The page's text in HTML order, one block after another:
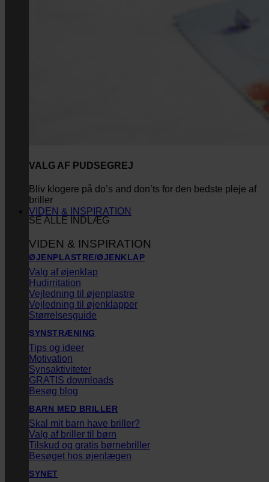
VALG AF PUDSEGREJ
Bliv klogere på do’s and don’ts for den bedste pleje af
briller
SE ALLE INDLÆG
VIDEN & INSPIRATION
VIDEN & INSPIRATION
ØJENPLASTRE/ØJENKLAP
Valg af øjenklap
Hudirritation
Vejledning til øjenplastre
Vejledning til øjenklapper
Størrelsesguide
SYNSTRÆNING
Tips og ideer
Motivation
Synsaktiviteter
GRATIS downloads
Besøg blog
BARN MED BRILLER
Skal mit barn have briller?
Valg af briller til børn
Tilskud og gratis børnebriller
Besøget hos øjenlægen
SYNET